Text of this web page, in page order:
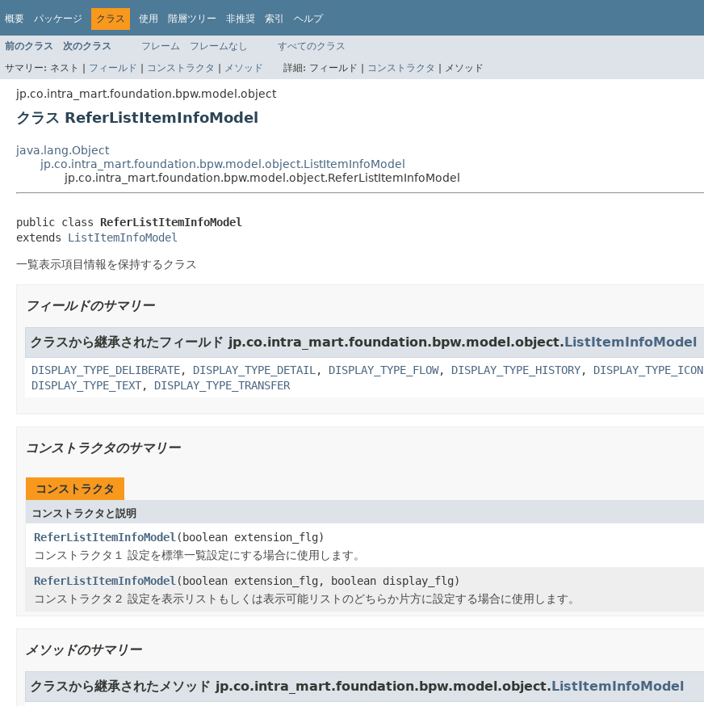
概要 パッケージ クラス 使用 階層ツリー 非推奨 索引 ヘルプ
前のクラス 次のクラス フレーム フレームなし
すべてのクラス
サマリー: ネスト | フィールド | コンストラクタ | メソッド 詳細: フィールド | コンストラクタ | メソッド
jp.co.intra_mart.foundation.bpw.model.object
クラス ReferListItemInfoModel
java.lang.Object
jp.co.intra_mart.foundation.bpw.model.object.ListItemInfoModel
jp.co.intra_mart.foundation.bpw.model.object.ReferListItemInfoModel
public class ReferListItemInfoModel
extends ListItemInfoModel
一覧表示項目情報を保持するクラス
フィールドのサマリー
クラスから継承されたフィールド jp.co.intra_mart.foundation.bpw.model.object.ListItemInfoModel
DISPLAY_TYPE_DELIBERATE, DISPLAY_TYPE_DETAIL , DISPLAY_TYPE_FLOW, DISPLAY_TYPE_HISTORY, DISPLAY_TYPE_ICON
DISPLAY_TYPE_TEXT, DISPLAY_TYPE_TRANSFER
コンストラクタのサマリー
コンストラクタ
コンストラクタと説明
ReferListItemInfoModel (boolean extension_flg)
コンストラクタ１ 設定を標準一覧設定にする場合に使用します。
ReferListItemInfoModel (boolean extension_flg, boolean display_flg)
コンストラクタ２ 設定を表示リストもしくは表示可能リストのどちらか片方に設定する場合に使用します。
メソッドのサマリー
クラスから継承されたメソッド jp.co.intra_mart.foundation.bpw.model.object.ListItemInfoModel